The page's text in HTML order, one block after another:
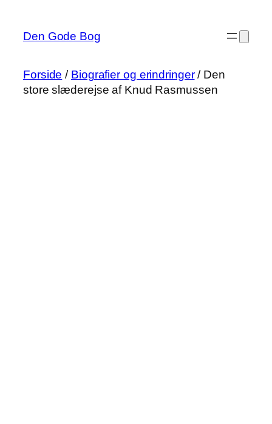
indhold
Den Gode Bog
Forside / Biografier og erindringer/ Den
store slæderejse af Knud Rasmussen